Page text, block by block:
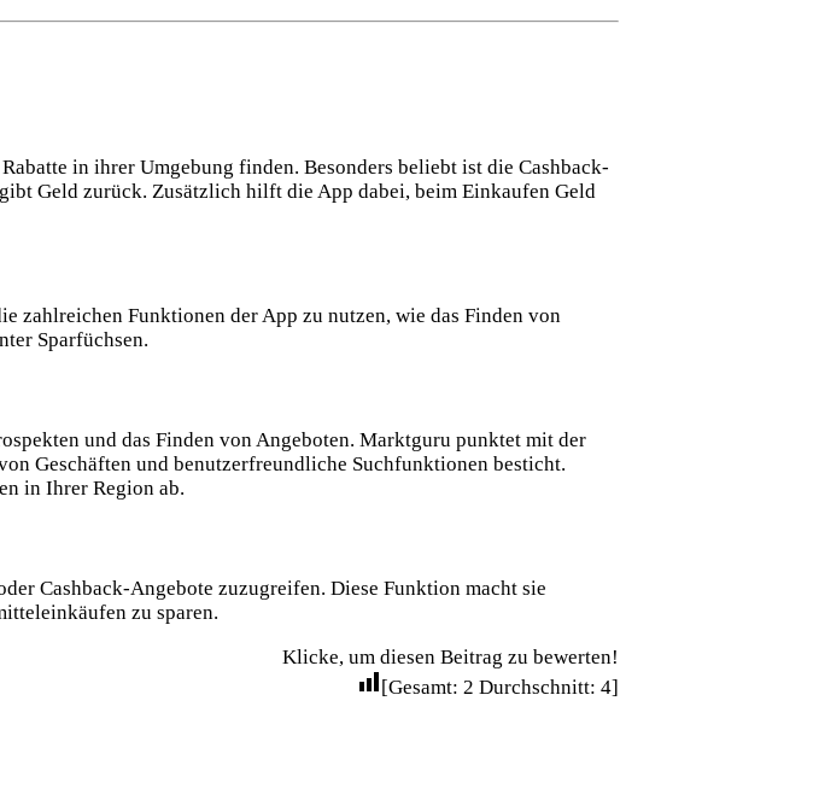
in ihrer Umgebung finden. Besonders beliebt ist die Cashback-
Geld zurück. Zusätzlich hilft die App dabei, beim Einkaufen Geld
zahlreichen Funktionen der App zu nutzen, wie das Finden von
Sparfüchsen​.
und das Finden von Angeboten. Marktguru punktet mit der
Geschäften und benutzerfreundliche Suchfunktionen besticht.
in Ihrer Region ab​.
Cashback-Angebote zuzugreifen. Diese Funktion macht sie
zu sparen​.
Klicke, um diesen Beitrag zu bewerten!
[Gesamt: 2 Durchschnitt: 4]